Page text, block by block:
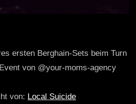
ersten Berghain-Sets beim Turn
von @your-moms-agency
von: Local Suicide